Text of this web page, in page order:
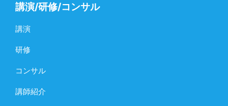
講演/研修/コンサル
講演
研修
コンサル
講師紹介